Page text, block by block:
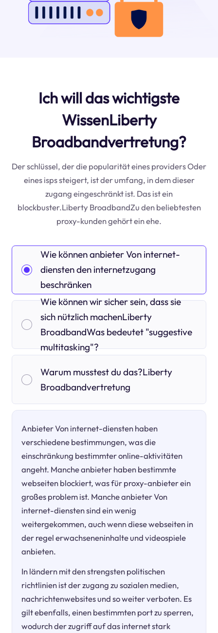
Ich will das wichtigste
WissenLiberty
Broadbandvertretung?
Der schlüssel, der die popularität eines providers Oder
eines isps steigert, ist der umfang, in dem dieser
zugang eingeschränkt ist. Das ist ein
blockbuster.Liberty BroadbandZu den beliebtesten
proxy-kunden gehört ein ehe.
Wie können anbieter Von internet-
diensten den internetzugang
beschränken
Wie können wir sicher sein, dass sie
sich nützlich machenLiberty
BroadbandWas bedeutet "suggestive
multitasking"?
Warum musstest du das?Liberty
Broadbandvertretung
Anbieter Von internet-diensten haben
verschiedene bestimmungen, was die
einschränkung bestimmter online-aktivitäten
angeht. Manche anbieter haben bestimmte
webseiten blockiert, was für proxy-anbieter ein
großes problem ist. Manche anbieter Von
internet-diensten sind ein wenig
weitergekommen, auch wenn diese webseiten in
der regel erwachseneninhalte und videospiele
anbieten.
In ländern mit den strengsten politischen
richtlinien ist der zugang zu sozialen medien,
nachrichtenwebsites und so weiter verboten. Es
gilt ebenfalls, einen bestimmten port zu sperren,
wodurch der zugriff auf das internet stark